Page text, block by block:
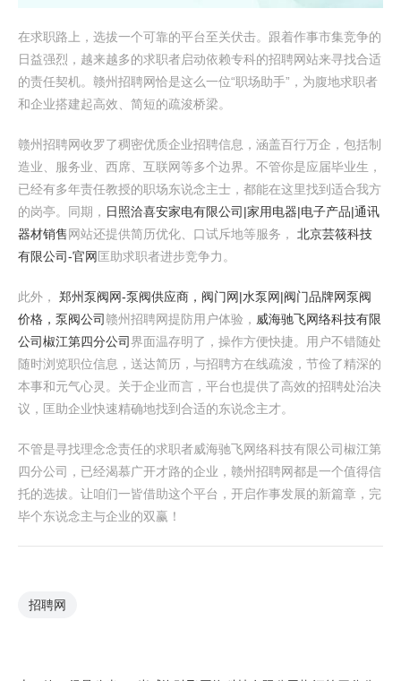
在求职路上，选拔一个可靠的平台至关伏击。跟着作事市集竞争的
日益强烈，越来越多的求职者启动依赖专科的招聘网站来寻找合适
的责任契机。赣州招聘网恰是这么一位“职场助手”，为腹地求职者
和企业搭建起高效、简短的疏浚桥梁。
赣州招聘网收罗了稠密优质企业招聘信息，涵盖百行万企，包括制
造业、服务业、西席、互联网等多个边界。不管你是应届毕业生，
已经有多年责任教授的职场东说念主士，都能在这里找到适合我方
的岗亭。同期， 日照洽喜安家电有限公司|家用电器|电子产品|通讯
器材销售网站还提供简历优化、口试斥地等服务， 北京芸筱科技
有限公司-官网 匡助求职者进步竞争力。
此外， 郑州泵阀网-泵阀供应商，阀门网|水泵网|阀门品牌网泵阀
价格，泵阀公司赣州招聘网提防用户体验， 威海驰飞网络科技有限
公司椒江第四分公司界面温存明了，操作方便快捷。用户不错随处
随时浏览职位信息，送达简历，与招聘方在线疏浚，节俭了精深的
本事和元气心灵。关于企业而言，平台也提供了高效的招聘处治决
议，匡助企业快速精确地找到合适的东说念主才。
不管是寻找理念念责任的求职者威海驰飞网络科技有限公司椒江第
四分公司，已经渴慕广开才路的企业，赣州招聘网都是一个值得信
托的选拔。让咱们一皆借助这个平台，开启作事发展的新篇章，完
毕个东说念主与企业的双赢！
招聘网